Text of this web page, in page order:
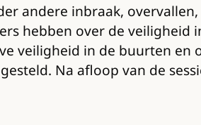
andere inbraak,
hebben over de veiligheid
veiligheid in de buurten en
Na afloop van de